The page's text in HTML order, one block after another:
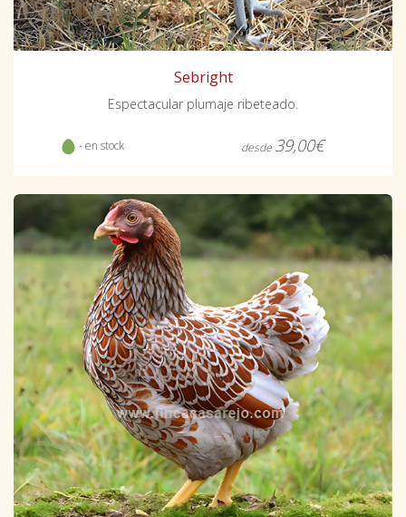
Sebright
Espectacular plumaje ribeteado.
- en stock desde 39,00€